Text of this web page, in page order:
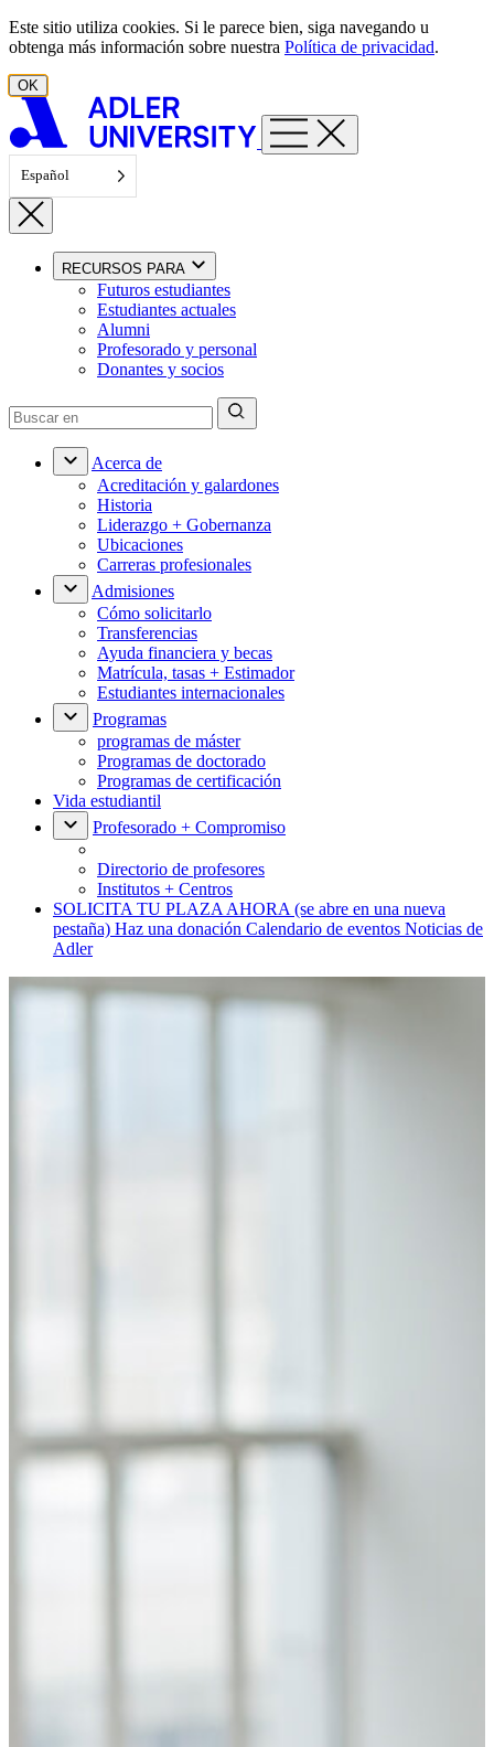
Ir al contenido
Este sitio utiliza cookies. Si le parece bien, siga navegando u
obtenga más información sobre nuestra Política de privacidad.
OK
Español
RECURSOS PARA
Futuros estudiantes
Estudiantes actuales
Alumni
Profesorado y personal
Donantes y socios
Acerca de
Acreditación y galardones
Historia
Liderazgo + Gobernanza
Ubicaciones
Carreras profesionales
Admisiones
Cómo solicitarlo
Transferencias
Ayuda financiera y becas
Matrícula, tasas + Estimador
Estudiantes internacionales
Programas
programas de máster
Programas de doctorado
Programas de certificación
Vida estudiantil
Profesorado + Compromiso
Directorio de profesores
Institutos + Centros
SOLICITA TU PLAZA AHORA (se abre en una nueva
pestaña) Haz una donación Calendario de eventos Noticias de
Adler